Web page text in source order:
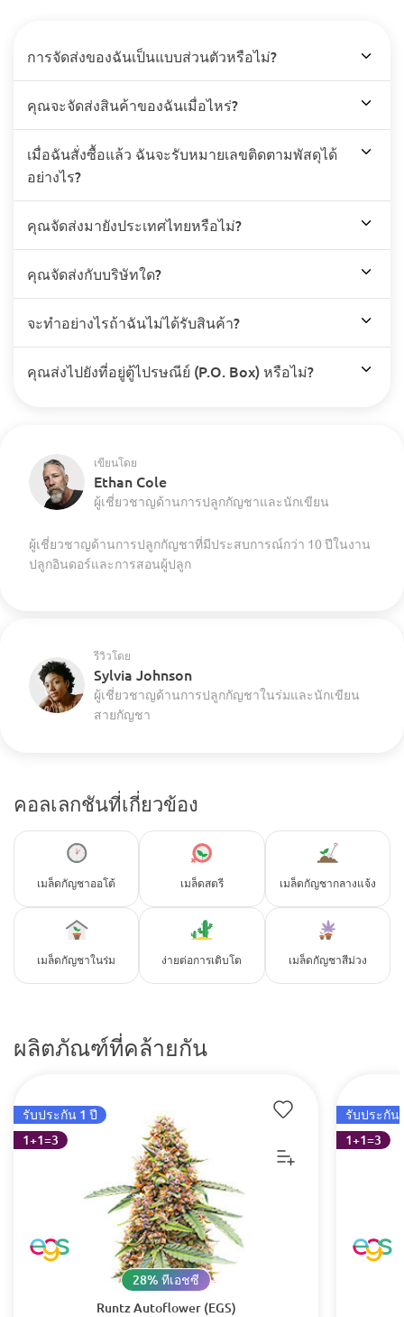
การจัดส่งของฉันเป็นแบบส่วนตัวหรือไม่?
คุณจะจัดส่งสินค้าของฉันเมื่อไหร่?
เมื่อฉันสั่งซื้อแล้ว ฉันจะรับหมายเลขติดตามพัสดุได้
อย่างไร?
คุณจัดส่งมายังประเทศไทยหรือไม่?
คุณจัดส่งกับบริษัทใด?
จะทำอย่างไรถ้าฉันไม่ได้รับสินค้า?
คุณส่งไปยังที่อยู่ตู้ไปรษณีย์ (P.O. Box) หรือไม่?
เขียนโดย
Ethan Cole
ผู้เชี่ยวชาญด้านการปลูกกัญชาและนักเขียน
ผู้เชี่ยวชาญด้านการปลูกกัญชาที่มีประสบการณ์กว่า 10 ปีในงาน
ปลูกอินดอร์และการสอนผู้ปลูก
รีวิวโดย
Sylvia Johnson
ผู้เชี่ยวชาญด้านการปลูกกัญชาในร่มและนักเขียน
สายกัญชา
คอลเลกชันที่เกี่ยวข้อง
เมล็ดกัญชาออโต้ เมล็ดสตรี เมล็ดกัญชากลางแจ้ง
เมล็ดกัญชาในร่ม ง่ายต่อการเติบโต เมล็ดกัญชาสีม่วง
ผลิตภัณฑ์ที่คล้ายกัน
Runtz Autoflower (EGS)
28% ทีเอชซี
รับประกัน 1 ปี
1+1=3
รับประกัน
1+1=3